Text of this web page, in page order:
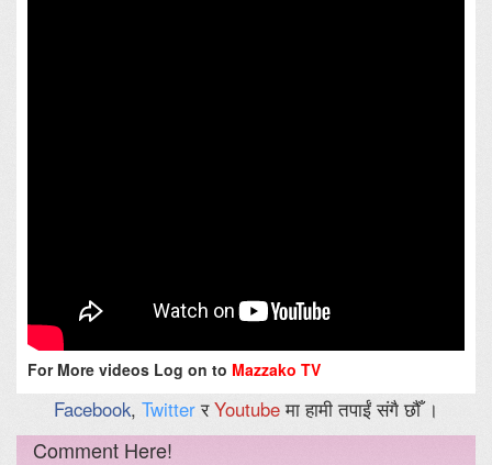
For More videos Log on to Mazzako TV
Facebook, TwitterरYoutubeमा हामी तपाईं संगै छौँ ।
Comment Here!